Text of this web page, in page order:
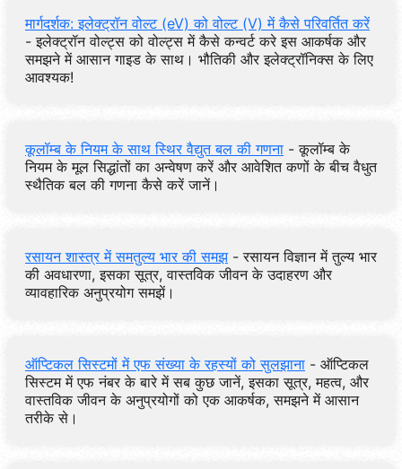
मार्गदर्शक: इलेक्ट्रॉन वोल्ट (eV) को वोल्ट (V) में कैसे परिवर्तित करें
- इलेक्ट्रॉन वोल्ट्स को वोल्ट्स में कैसे कन्वर्ट करे इस आकर्षक और
समझने में आसान गाइड के साथ। भौतिकी और इलेक्ट्रॉनिक्स के लिए
आवश्यक!
कूलॉम्ब के नियम के साथ स्थिर वैद्युत बल की गणना - कूलॉम्ब के
नियम के मूल सिद्धांतों का अन्वेषण करें और आवेशित कणों के बीच वैधुत
स्थैतिक बल की गणना कैसे करें जानें।
रसायन शास्त्र में समतुल्य भार की समझ- रसायन विज्ञान में तुल्य भार
की अवधारणा, इसका सूत्र, वास्तविक जीवन के उदाहरण और
व्यावहारिक अनुप्रयोग समझें।
ऑप्टिकल सिस्टमों में एफ संख्या के रहस्यों को सुलझाना - ऑप्टिकल
सिस्टम में एफ नंबर के बारे में सब कुछ जानें, इसका सूत्र, महत्व, और
वास्तविक जीवन के अनुप्रयोगों को एक आकर्षक, समझने में आसान
तरीके से।